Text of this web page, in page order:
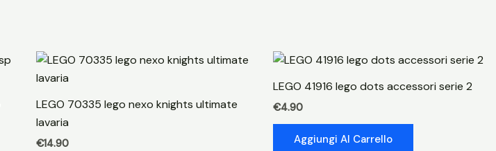
pack
esp
casa
regali
yoshi
LEGO 70335 lego nexo knights ultimate
lavaria
€14.90
LEGO 41916 lego dots accessori serie 2
€4.90
Aggiungi Al Carrello